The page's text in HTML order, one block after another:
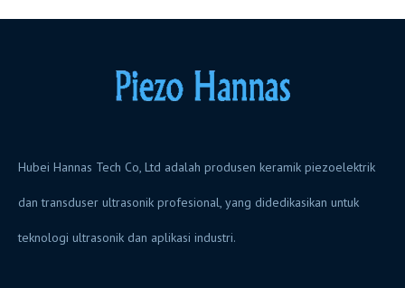
Hubei Hannas Tech Co, Ltd adalah produsen keramik piezoelektrik
dan transduser ultrasonik profesional, yang didedikasikan untuk
teknologi ultrasonik dan aplikasi industri.